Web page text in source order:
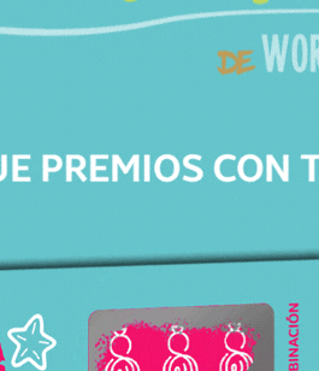
ATENCIÓN
PERSONALIZADA
ENVÍOS
Para pedidos superiores a 30€